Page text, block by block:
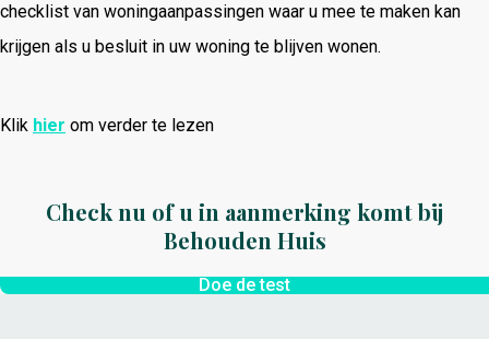
checklist van woningaanpassingen waar u mee te maken kan
krijgen als u besluit in uw woning te blijven wonen.
Klik hier om verder te lezen
Check nu of u in aanmerking komt bij
Behouden Huis
Doe de test